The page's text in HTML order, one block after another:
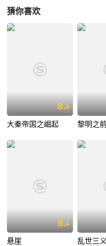
猜你喜欢
8.4
大秦帝国之崛起 黎明之
8.4
悬崖 乱世三义